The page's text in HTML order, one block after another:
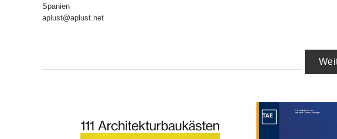
Spanien
aplust@aplust.net
IN DEN WARENKORB